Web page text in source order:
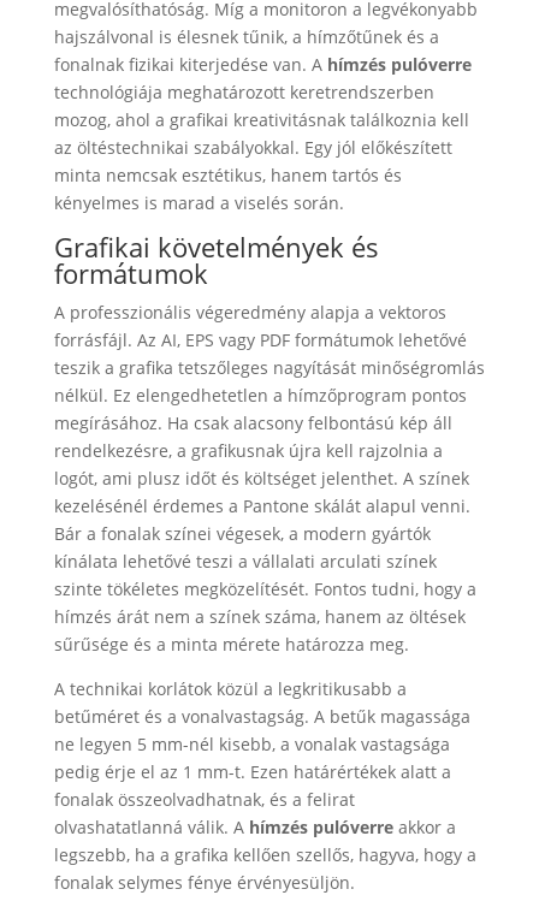
megvalósíthatóság. Míg a monitoron a legvékonyabb
hajszálvonal is élesnek tűnik, a hímzőtűnek és a
fonalnak fizikai kiterjedése van. A hímzés pulóverre
technológiája meghatározott keretrendszerben
mozog, ahol a grafikai kreativitásnak találkoznia kell
az öltéstechnikai szabályokkal. Egy jól előkészített
minta nemcsak esztétikus, hanem tartós és
kényelmes is marad a viselés során.
Grafikai követelmények és
formátumok
A professzionális végeredmény alapja a vektoros
forrásfájl. Az AI, EPS vagy PDF formátumok lehetővé
teszik a grafika tetszőleges nagyítását minőségromlás
nélkül. Ez elengedhetetlen a hímzőprogram pontos
megírásához. Ha csak alacsony felbontású kép áll
rendelkezésre, a grafikusnak újra kell rajzolnia a
logót, ami plusz időt és költséget jelenthet. A színek
kezelésénél érdemes a Pantone skálát alapul venni.
Bár a fonalak színei végesek, a modern gyártók
kínálata lehetővé teszi a vállalati arculati színek
szinte tökéletes megközelítését. Fontos tudni, hogy a
hímzés árát nem a színek száma, hanem az öltések
sűrűsége és a minta mérete határozza meg.
A technikai korlátok közül a legkritikusabb a
betűméret és a vonalvastagság. A betűk magassága
ne legyen 5 mm-nél kisebb, a vonalak vastagsága
pedig érje el az 1 mm-t. Ezen határértékek alatt a
fonalak összeolvadhatnak, és a felirat
olvashatatlanná válik. A hímzés pulóverreakkor a
legszebb, ha a grafika kellően szellős, hagyva, hogy a
fonalak selymes fénye érvényesüljön.